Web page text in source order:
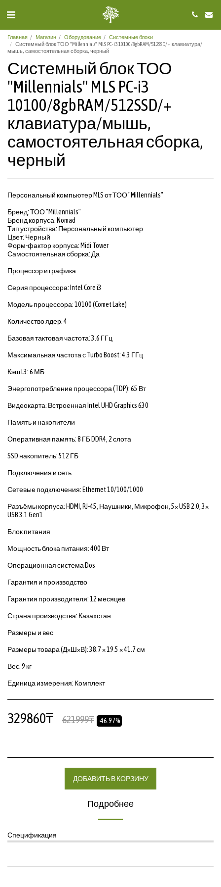
Главная Магазин Оборудование
Системные блоки
Системный блок ТОО "Millennials" MLS PC-i3 10100/8gbRAM/512SSD/+ клавиатура/
мышь, самостоятельная сборка, черный
Системный блок ТОО
"Millennials" MLS PC-i3
10100/8gbRAM/512SSD/+
клавиатура/мышь,
самостоятельная сборка,
черный
Персональный компьютер MLS от ТОО "Millennials"
Бренд: ТОО "Millennials"
Бренд корпуса: Nomad
Тип устройства: Персональный компьютер
Цвет: Черный
Форм-фактор корпуса: Midi Tower
Самостоятельная сборка: Да
Процессор и графика
Серия процессора: Intel Core i3
Модель процессора: 10100 (Comet Lake)
Количество ядер: 4
Базовая тактовая частота: 3.6 ГГц
Максимальная частота с Turbo Boost: 4.3 ГГц
Кэш L3: 6 МБ
Энергопотребление процессора (TDP): 65 Вт
Видеокарта: Встроенная Intel UHD Graphics 630
Память и накопители
Оперативная память: 8 ГБ DDR4, 2 слота
SSD накопитель: 512 ГБ
Подключения и сеть
Сетевые подключения: Ethernet 10/100/1000
Разъёмы корпуса: HDMI, RJ-45, Наушники, Микрофон, 5× USB 2.0, 3×
USB 3.1 Gen1
Блок питания
Мощность блока питания: 400 Вт
Операционная система Dos
Гарантия и производство
Гарантия производителя: 12 месяцев
Страна производства: Казахстан
Размеры и вес
Размеры товара (Д×Ш×В): 38.7 × 19.5 × 41.7 см
Вес: 9 кг
Единица измерения: Комплект
329860₸ 621999₸ -46.97%
ДОБАВИТЬ В КОРЗИНУ
Подробнее
Спецификация